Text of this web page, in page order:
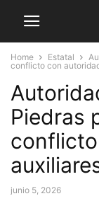
Home Estatal
conflicto con
Piedras
junio 5, 2026